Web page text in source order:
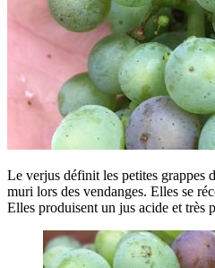
Le verjus définit les petites grappes
muri lors des vendanges. Elles se
Elles produisent un jus acide et très